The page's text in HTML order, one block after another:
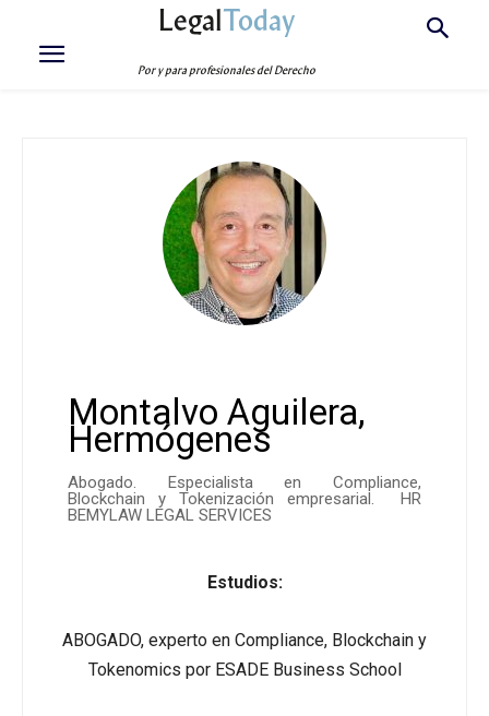
LegalToday
Por y para profesionales del Derecho
Montalvo Aguilera,
Hermógenes
Abogado. Especialista en Compliance,
Blockchain y Tokenización empresarial. HR
BEMYLAW LEGAL SERVICES
Estudios:
ABOGADO, experto en Compliance, Blockchain y
Tokenomics por ESADE Business School